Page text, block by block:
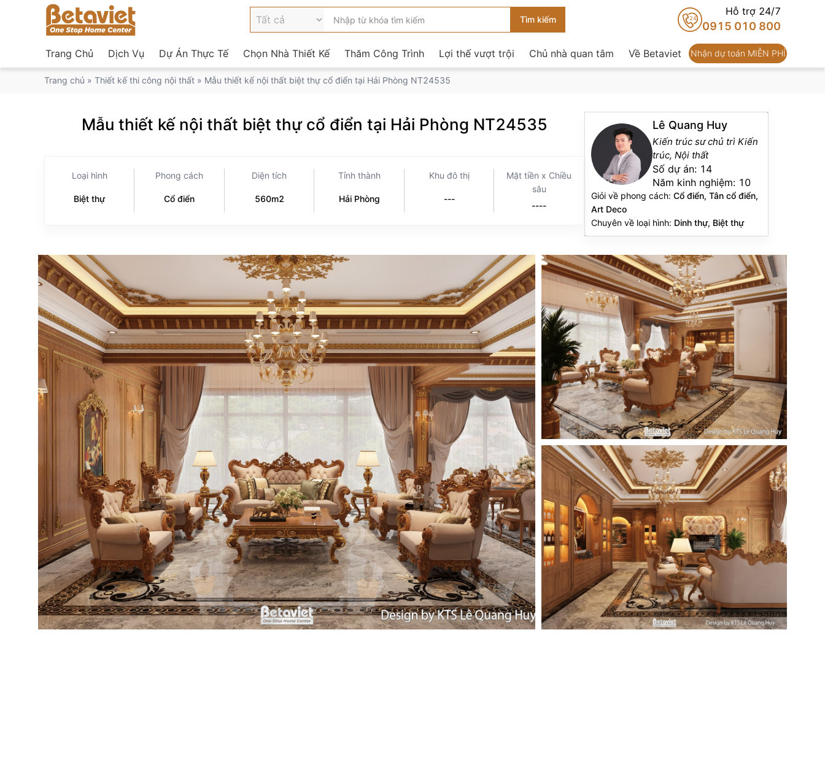
24
Hỗ trợ 24/7
0915 010 800
Trang Chủ Dịch Vụ Dự Án Thực Tế Chọn Nhà Thiết Kế Thăm Công Trình Lợi thế vượt trội Chủ nhà quan tâm Về Betaviet Nhận dự toán MIỄN PHÍ
Trang chủ » Thiết kế thi công nội thất » Mẫu thiết kế nội thất biệt thự cổ điển tại Hải Phòng NT24535
Mẫu thiết kế nội thất biệt thự cổ điển tại Hải Phòng NT24535
Loại hình
Biệt thự
Phong cách
Cổ điển
Diện tích
560m2
Tỉnh thành
Hải Phòng
Khu đô thị
---
Mặt tiền x Chiều
sâu
----
Lê Quang Huy
Kiến trúc sư chủ trì Kiến
trúc, Nội thất
Số dự án: 14
Năm kinh nghiệm: 10
Giỏi về phong cách: Cổ điển, Tân cổ điển,
Art Deco
Chuyên về loại hình: Dinh thự, Biệt thự